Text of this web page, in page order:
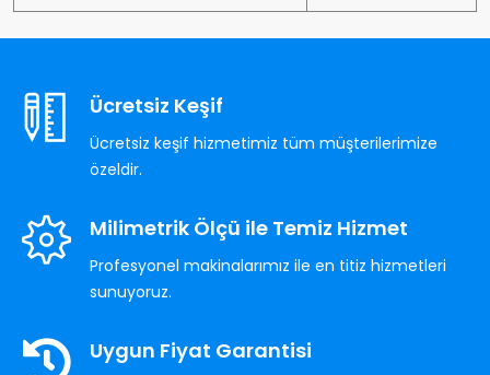
Ücretsiz Keşif
Ücretsiz keşif hizmetimiz tüm müşterilerimize
özeldir.
Milimetrik Ölçü ile Temiz Hizmet
Profesyonel makinalarımız ile en titiz hizmetleri
sunuyoruz.
Uygun Fiyat Garantisi